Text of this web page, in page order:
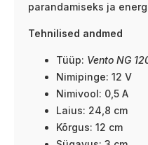
parandamiseks ja
Tehnilised andmed
Tüüp: Vento NG
Nimipinge: 12 V
Nimivool: 0,5 A
Laius: 24,8 cm
Kõrgus: 12 cm